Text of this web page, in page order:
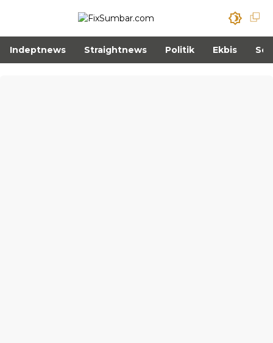
Indeptnews Straightnews Politik Ekbis